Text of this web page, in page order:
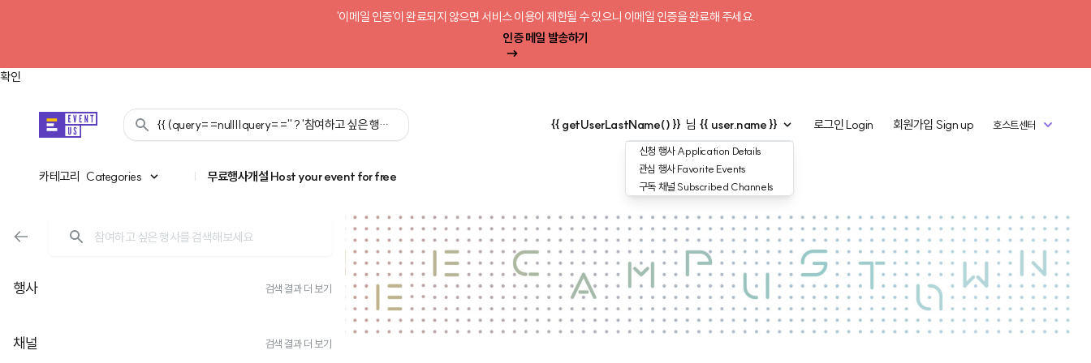
'이메일 인증'이 완료되지 않으면 서비스 이용이 제한될 수 있으니 이메일 인증을 완료해 주세요.
인증 메일 발송하기
확인
{{ (query==null||query=='' ? '참여하고 싶은 행사를 검색해 보세요':query) }} {{ getUserLastName() }} 님 {{ user.name }}
신청 행사Application Details
관심 행사Favorite Events
구독 채널 Subscribed Channels
로그인Login 회원가입 Sign up 호스트센터
카테고리 Categories
카테고리 | 무료행사개설 Host your event for free
행사 검색 결과 더 보기
채널 검색 결과 더 보기